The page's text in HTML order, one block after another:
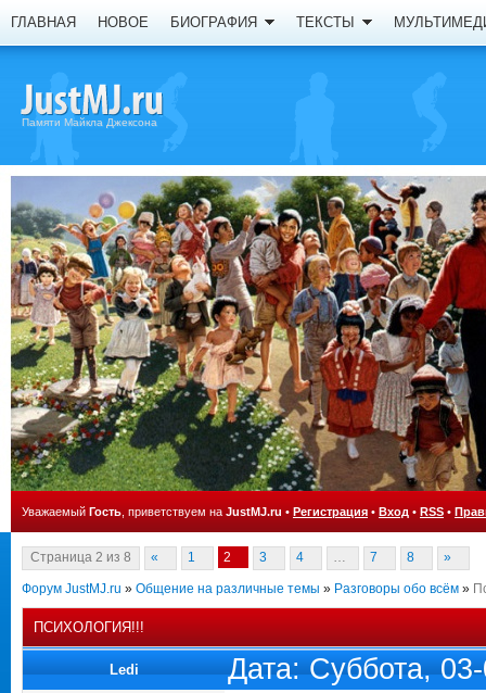
ГЛАВНАЯ НОВОЕ БИОГРАФИЯ ТЕКСТЫ
Памяти Майкла Джексона
Уважаемый Гость , приветствуем на JustMJ.ru • Регистрация • Вход • RSS •
Страница 2 из 8 « 1 2 3 4 … 7 8 »
Форум JustMJ.ru » Общение на различные темы » Разговоры обо всём »
ПСИХОЛОГИЯ!!!
Ledi Дата: Суббота,